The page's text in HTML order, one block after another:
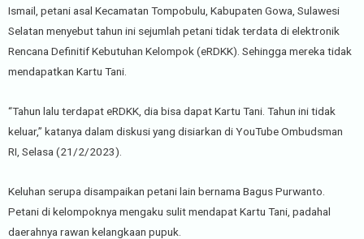
Ismail, petani asal Kecamatan Tompobulu, Kabupaten Gowa, Sulawesi
Selatan menyebut tahun ini sejumlah petani tidak terdata di elektronik
Rencana Definitif Kebutuhan Kelompok (eRDKK). Sehingga mereka tidak
mendapatkan Kartu Tani.
“Tahun lalu terdapat eRDKK, dia bisa dapat Kartu Tani. Tahun ini tidak
keluar,” katanya dalam diskusi yang disiarkan di YouTube Ombudsman
RI, Selasa (21/2/2023).
Keluhan serupa disampaikan petani lain bernama Bagus Purwanto.
Petani di kelompoknya mengaku sulit mendapat Kartu Tani, padahal
daerahnya rawan kelangkaan pupuk.